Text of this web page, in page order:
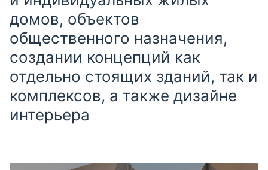
домов, объектов
общественного назначения,
создании концепций как
отдельно стоящих зданий, так и
комплексов, а также дизайне
интерьера